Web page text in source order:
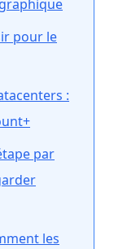
pour le
:
par
les